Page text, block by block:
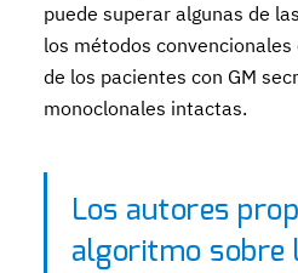
puede superar algunas de
los métodos convencionales
de los pacientes con GM
monoclonales intactas.
Los autores
algoritmo sobre